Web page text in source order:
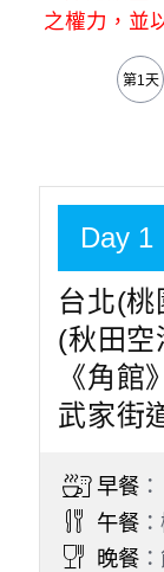
之權力，並
第1天
Day 1
台北(
(秋田
《角館
武家街
早餐：
午餐
晚餐